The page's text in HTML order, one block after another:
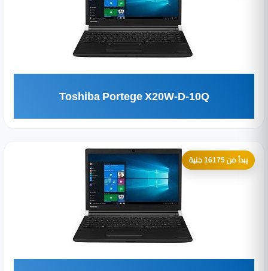
Toshiba Portege X20W-D-10Q
يبدأ من 16175 جنية